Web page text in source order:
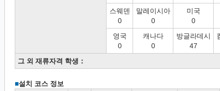
스웨덴
0
말레이시아
0
미국
0
영국
0
캐나다
0
방글라데시
47
그 외 재류자격 학생：
■설치 코스 정보